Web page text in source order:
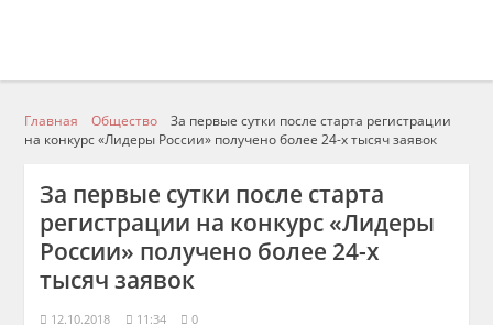
Главная Общество
За первые сутки после старта регистрации
на конкурс «Лидеры России» получено более 24-х тысяч заявок
За первые сутки после старта
регистрации на конкурс «Лидеры
России» получено более 24-х
тысяч заявок
12.10.2018 11:34 0